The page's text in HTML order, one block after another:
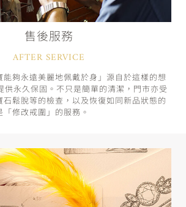
售後服務
AFTER SERVICE
能夠永遠美麗地佩戴於身」源自於這樣的想
供永久保固。不只是簡單的清潔，門市亦受
鬆脫等的檢查，以及恢復如同新品狀態的
「修改戒圍」的服務。